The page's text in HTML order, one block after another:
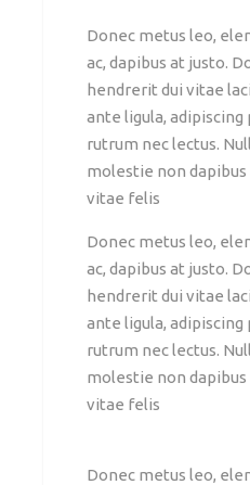
Donec metus leo,
ac, dapibus at justo.
hendrerit dui vitae
ante ligula, adipiscing
rutrum nec lectus.
molestie non
vitae felis
Donec metus leo,
ac, dapibus at justo.
hendrerit dui vitae
ante ligula, adipiscing
rutrum nec lectus.
molestie non
vitae felis
Donec metus leo,